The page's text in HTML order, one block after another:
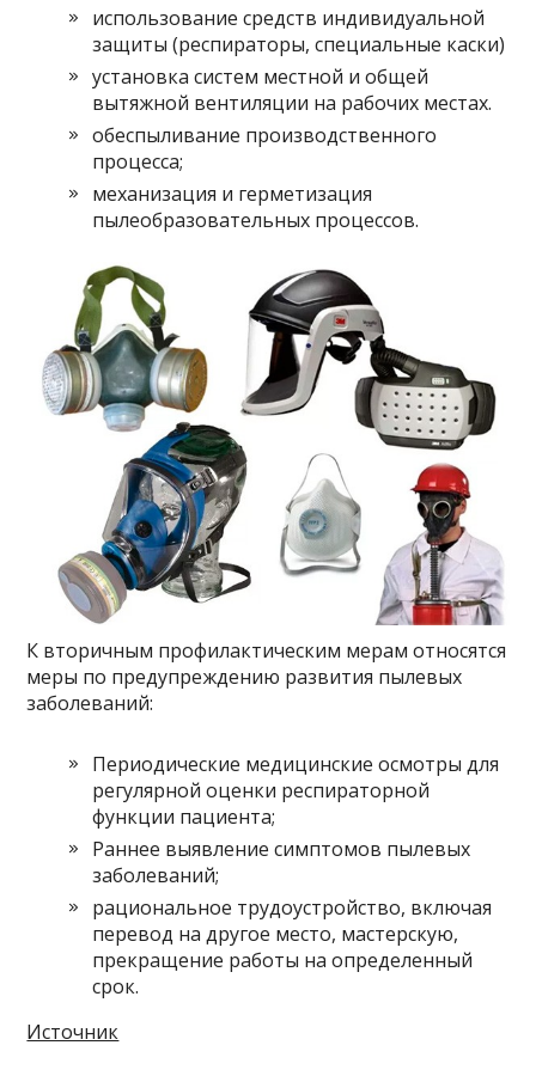
использование средств индивидуальной
защиты (респираторы, специальные каски)
установка систем местной и общей
вытяжной вентиляции на рабочих местах.
обеспыливание производственного
процесса;
механизация и герметизация
пылеобразовательных процессов.
К вторичным профилактическим мерам относятся
меры по предупреждению развития пылевых
заболеваний:
Периодические медицинские осмотры для
регулярной оценки респираторной
функции пациента;
Раннее выявление симптомов пылевых
заболеваний;
рациональное трудоустройство, включая
перевод на другое место, мастерскую,
прекращение работы на определенный
срок.
Источник